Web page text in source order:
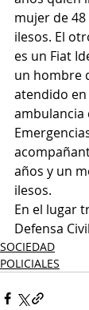
mujer de
ilesos. El
es un Fiat
un hombre
atendido
ambulancia
años y un
ilesos.
En el lugar
Defensa
SOCIEDAD
POLICIALES